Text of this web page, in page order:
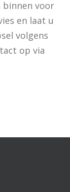
binnen voor
en laat u
volgens
op via